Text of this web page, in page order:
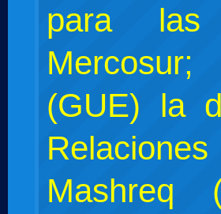
para las
(GUE) la
Mashreq